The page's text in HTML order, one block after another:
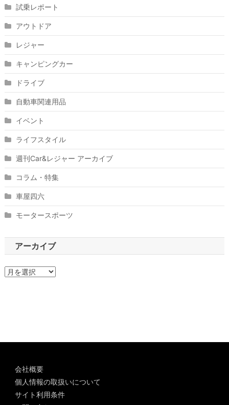
試乗レポート
アウトドア
レジャー
キャンピングカー
ドライブ
自動車関連用品
イベント
ライフスタイル
週刊Car&レジャー アーカイブ
コラム・特集
車屋四六
モータースポーツ
アーカイブ
ア
会社概要
個人情報の取扱いについて
サイト利用条件